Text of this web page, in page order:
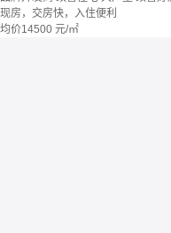
现房，交房快，入住便利
均价14500 元/㎡